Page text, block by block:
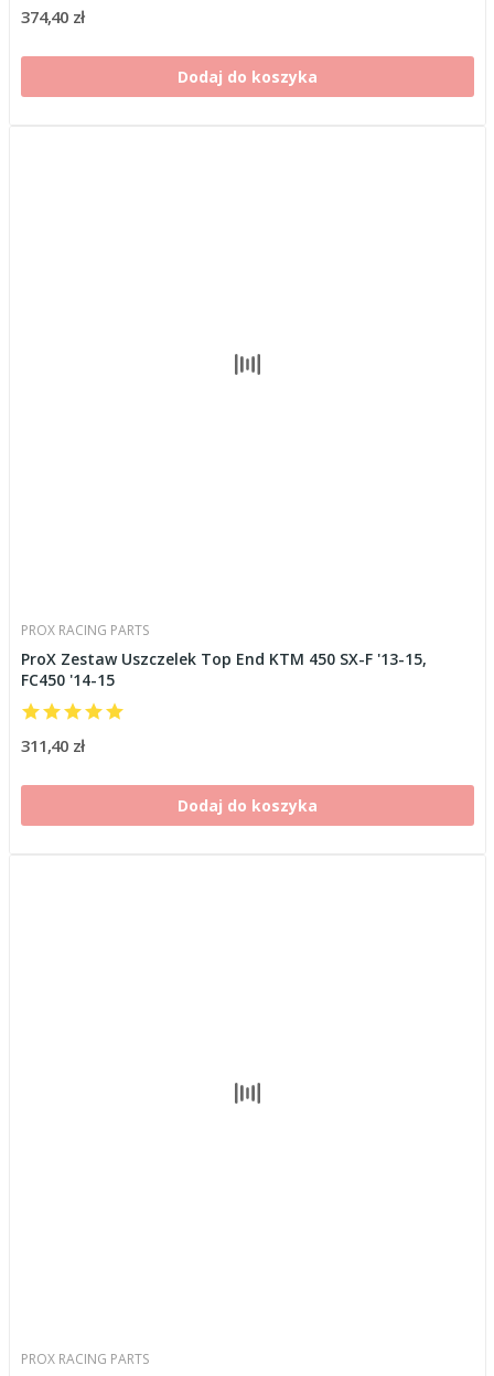
374,40 zł
Dodaj do koszyka
PROX RACING PARTS
ProX Zestaw Uszczelek Top End KTM 450 SX-F '13-15,
FC450 '14-15
311,40 zł
Dodaj do koszyka
PROX RACING PARTS